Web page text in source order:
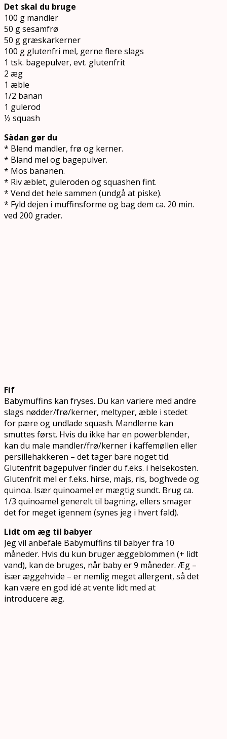
Det skal du bruge
100 g mandler
50 g sesamfrø
50 g græskarkerner
100 g glutenfri mel, gerne flere slags
1 tsk. bagepulver, evt. glutenfrit
2 æg
1 æble
1/2 banan
1 gulerod
½ squash
Sådan gør du
* Blend mandler, frø og kerner.
* Bland mel og bagepulver.
* Mos bananen.
* Riv æblet, guleroden og squashen fint.
* Vend det hele sammen (undgå at piske).
* Fyld dejen i muffinsforme og bag dem ca. 20 min.
ved 200 grader.
Fif
Babymuffins kan fryses. Du kan variere med andre
slags nødder/frø/kerner, meltyper, æble i stedet
for pære og undlade squash. Mandlerne kan
smuttes først. Hvis du ikke har en powerblender,
kan du male mandler/frø/kerner i kaffemøllen eller
persillehakkeren – det tager bare noget tid.
Glutenfrit bagepulver finder du f.eks. i helsekosten.
Glutenfrit mel er f.eks. hirse, majs, ris, boghvede og
quinoa. Især quinoamel er mægtig sundt. Brug ca.
1/3 quinoamel generelt til bagning, ellers smager
det for meget igennem (synes jeg i hvert fald).
Lidt om æg til babyer
Jeg vil anbefale Babymuffins til babyer fra 10
måneder. Hvis du kun bruger æggeblommen (+ lidt
vand), kan de bruges, når baby er 9 måneder. Æg –
især æggehvide – er nemlig meget allergent, så det
kan være en god idé at vente lidt med at
introducere æg.